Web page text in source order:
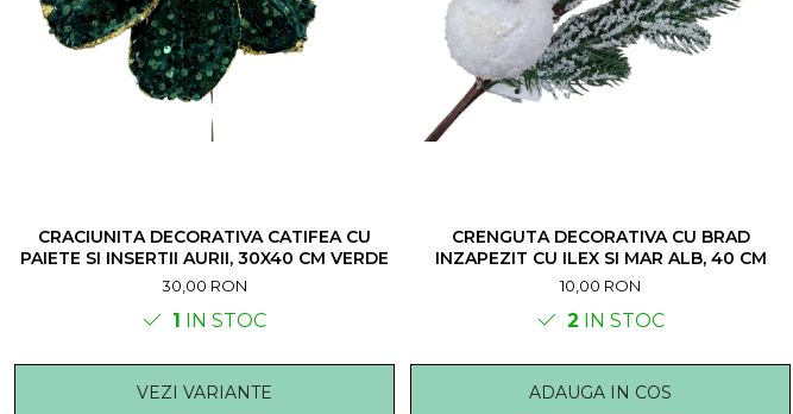
CRACIUNITA DECORATIVA CATIFEA CU
PAIETE SI INSERTII AURII, 30X40 CM VERDE
30,00 RON
1 IN STOC
VEZI VARIANTE
CRENGUTA DECORATIVA CU BRAD
INZAPEZIT CU ILEX SI MAR ALB, 40 CM
10,00 RON
2 IN STOC
ADAUGA IN COS